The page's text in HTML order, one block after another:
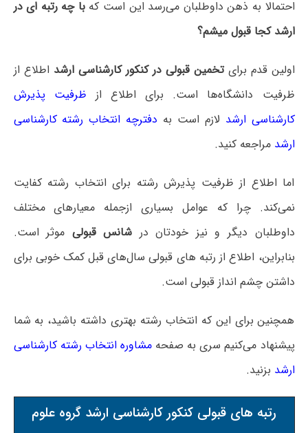
احتمالا به ذهن داوطلبان می‌رسد این است کهبا چه رتبه ای در
ارشد کجا قبول میشم؟
اولین قدم برایتخمین قبولی در کنکور کارشناسی ارشد اطلاع از
ظرفیت دانشگاه‌ها است. برای اطلاع از ظرفیت پذیرش
کارشناسی ارشد لازم است به دفترچه انتخاب رشته کارشناسی
ارشد مراجعه کنید.
اما اطلاع از ظرفیت پذیرش رشته برای انتخاب رشته کفایت
نمی‌کند. چرا که عوامل بسیاری ازجمله معیارهای مختلف
داوطلبان دیگر و نیز خودتان در شانس قبولی موثر است.
بنابراین، اطلاع از رتبه های قبولی سال‌های قبل کمک خوبی برای
داشتن چشم انداز قبولی است.
همچنین برای این که انتخاب رشته بهتری داشته باشید، به شما
پیشنهاد می‌کنیم سری به صفحهمشاوره انتخاب رشته کارشناسی
ارشد بزنید.
رتبه های قبولی کنکور کارشناسی ارشد گروه علوم